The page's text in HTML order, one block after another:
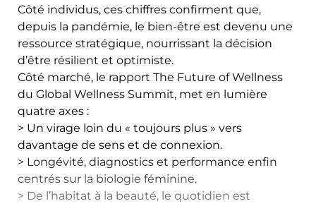
Côté individus, ces chiffres confirment que,
depuis la pandémie, le bien-être est devenu une
ressource stratégique, nourrissant la décision
d’être résilient et optimiste.
Côté marché, le rapport The Future of Wellness
du Global Wellness Summit, met en lumière
quatre axes :
> Un virage loin du « toujours plus » vers
davantage de sens et de connexion.
> Longévité, diagnostics et performance enfin
centrés sur la biologie féminine.
> De l’habitat à la beauté, le quotidien est